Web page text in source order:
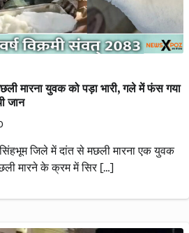
मारना युवक को पड़ा भारी, गले में फंस गया
जान
जिले में दांत से मछली मारना एक युवक
मारने के क्रम में सिर […]